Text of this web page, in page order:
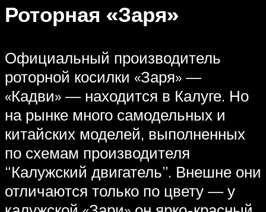
Роторная «Заря»
Официальный производитель
роторной косилки «Заря» —
«Кадви» — находится в Калуге. Но
на рынке много самодельных и
китайских моделей, выполненных
по схемам производителя
“Калужский двигатель”. Внешне они
отличаются только по цвету — у